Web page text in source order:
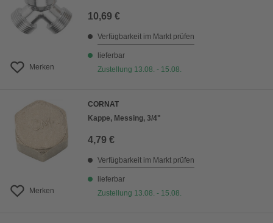
Merken
10,69 €
Verfügbarkeit im Markt prüfen
lieferbar
Zustellung 13.08. - 15.08.
Merken
CORNAT
Kappe, Messing, 3/4"
4,79 €
Verfügbarkeit im Markt prüfen
lieferbar
Zustellung 13.08. - 15.08.